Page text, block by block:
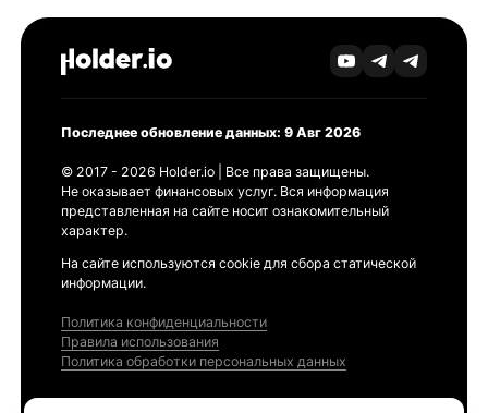
Последнее обновление данных: 9 Авг 2026
© 2017 - 2026 Holder.io | Все права защищены.
Не оказывает финансовых услуг. Вся информация
представленная на сайте носит ознакомительный
характер.
На сайте используются cookie для сбора статической
информации.
Политика конфиденциальности
Правила использования
Политика обработки персональных данных